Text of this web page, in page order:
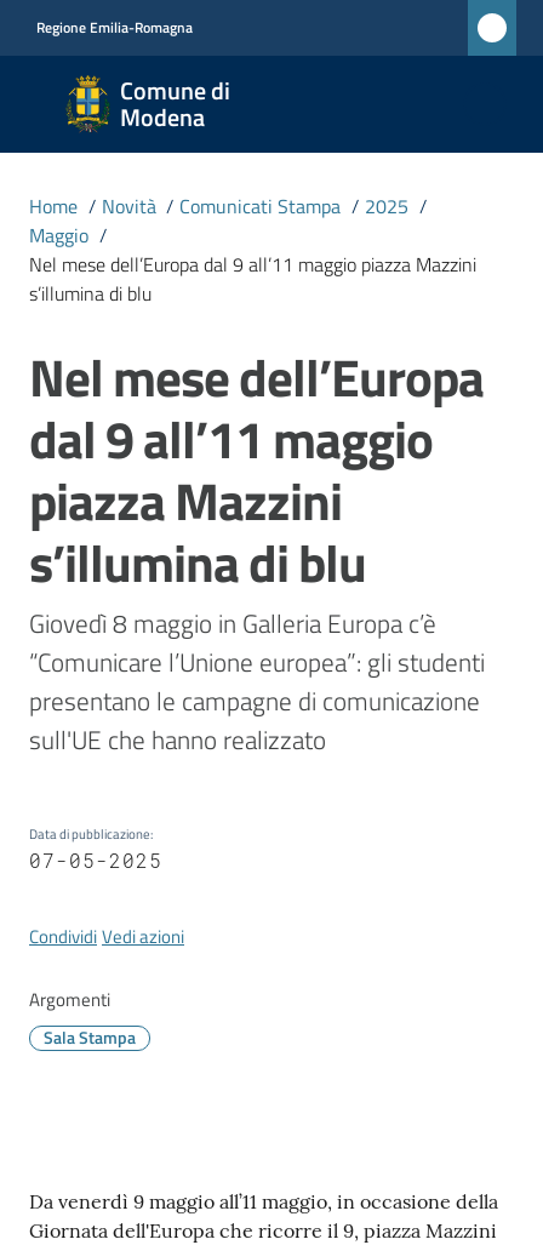
Regione Emilia-Romagna
Comune di
Modena
Comune
di
Modena
CIVICA
MONET
Novità
Menu selezionato
Servizi
Vivere
Modena
Argomenti
Seguici
su
Home / Novità / Comunicati Stampa / 2025 /
Maggio /
Nel mese dell’Europa dal 9 all’11 maggio piazza Mazzini
s’illumina di blu
Salta al contenuto
Nel mese dell’Europa
dal 9 all’11 maggio
piazza Mazzini
s’illumina di blu
Giovedì 8 maggio in Galleria Europa c’è
“Comunicare l’Unione europea”: gli studenti
presentano le campagne di comunicazione
sull'UE che hanno realizzato
Data di pubblicazione:
07-05-2025
CondividiVedi azioni
Argomenti
Sala Stampa
Contenuto
Da venerdì 9 maggio all’11 maggio, in occasione della
Giornata dell'Europa che ricorre il 9, piazza Mazzini